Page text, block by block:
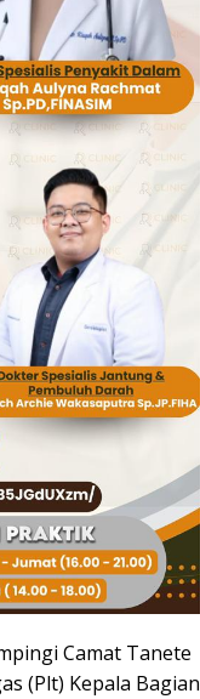
Camat Tanete
(Plt) Kepala Bagian